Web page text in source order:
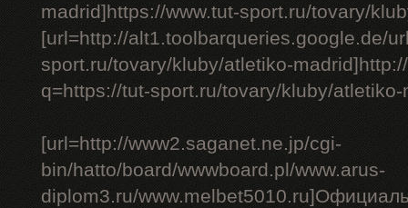
madrid]https://www.tut-sport.ru/tovary/
[url=http://alt1.toolbarqueries.google.de/
sport.ru/tovary/kluby/atletiko-
q=https://tut-sport.ru/tovary/kluby/
[url=http://www2.saganet.ne.jp/cgi-
bin/hatto/board/wwwboard.pl/www.arus-
diplom3.ru/